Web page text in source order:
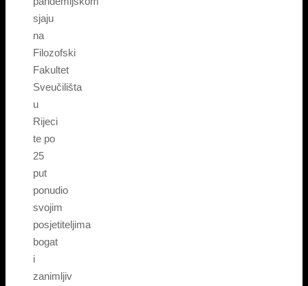
sjaju
na
Filozofski
Fakultet
Sveučilišta
u
Rijeci
te po
25
put
ponudio
svojim
posjetiteljima
bogat
i
zanimljiv